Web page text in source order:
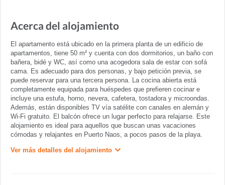
Acerca del alojamiento
El apartamento está ubicado en la primera planta de un edificio de
apartamentos, tiene 50 m² y cuenta con dos dormitorios, un baño con
bañera, bidé y WC, así como una acogedora sala de estar con sofá
cama. Es adecuado para dos personas, y bajo petición previa, se
puede reservar para una tercera persona. La cocina abierta está
completamente equipada para huéspedes que prefieren cocinar e
incluye una estufa, horno, nevera, cafetera, tostadora y microondas.
Además, están disponibles TV vía satélite con canales en alemán y
Wi-Fi gratuito. El balcón ofrece un lugar perfecto para relajarse. Este
alojamiento es ideal para aquellos que buscan unas vacaciones
cómodas y relajantes en Puerto Naos, a pocos pasos de la playa.
Ver más detalles del alojamiento